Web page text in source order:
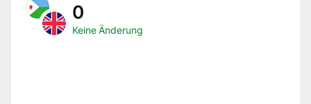
0
Keine Änderung